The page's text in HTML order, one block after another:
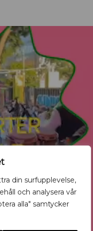
din surfupplevelse,
och analysera vår
alla" samtycker